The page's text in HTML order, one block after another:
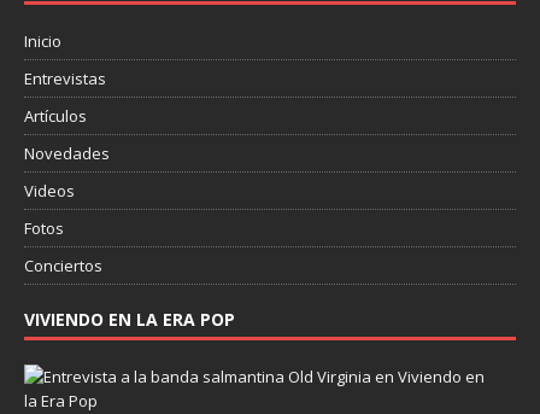
Inicio
Entrevistas
Artículos
Novedades
Videos
Fotos
Conciertos
VIVIENDO EN LA ERA POP